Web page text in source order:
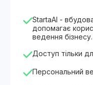
StartaAI -
допомагає
ведення бізнесу.
Доступ тільки
Персональний